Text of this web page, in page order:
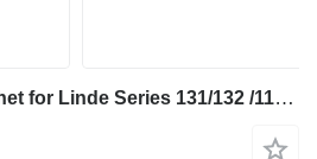
Linde 253700 styreenhet for Linde Series 131/132 /1190 lagermaskin